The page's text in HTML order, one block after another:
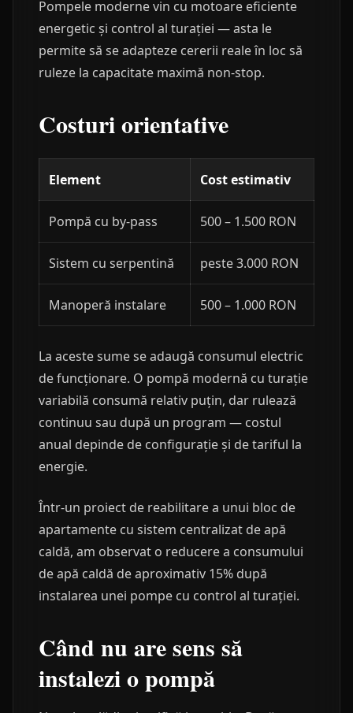
Pompele moderne vin cu motoare eficiente
energetic și control al turației — asta le
permite să se adapteze cererii reale în loc să
ruleze la capacitate maximă non-stop.
Costuri orientative
Element Cost estimativ
Pompă cu by-pass 500 – 1.500 RON
Sistem cu serpentină peste 3.000 RON
Manoperă instalare 500 – 1.000 RON
La aceste sume se adaugă consumul electric
de funcționare. O pompă modernă cu turație
variabilă consumă relativ puțin, dar rulează
continuu sau după un program — costul
anual depinde de configurație și de tariful la
energie.
Într-un proiect de reabilitare a unui bloc de
apartamente cu sistem centralizat de apă
caldă, am observat o reducere a consumului
de apă caldă de aproximativ 15% după
instalarea unei pompe cu control al turației.
Când nu are sens să
instalezi o pompă